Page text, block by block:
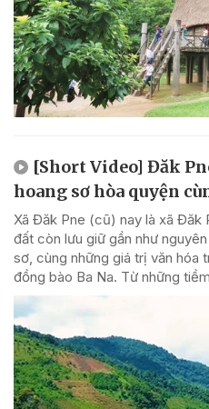
[Short Video] Đăk
hoang sơ hòa quyện
Xã Đăk Pne (cũ) nay là xã Đăk
đất còn lưu giữ gần như
sơ, cùng những giá trị văn hóa
đồng bào Ba Na. Từ những